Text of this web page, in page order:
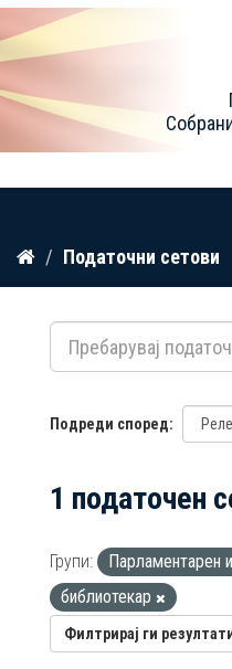
Прескокнете
содржина
Податочни сетови
Подреди според
1 податочен
Групи: Парламентарен
библиотекар
Филтрирај ги